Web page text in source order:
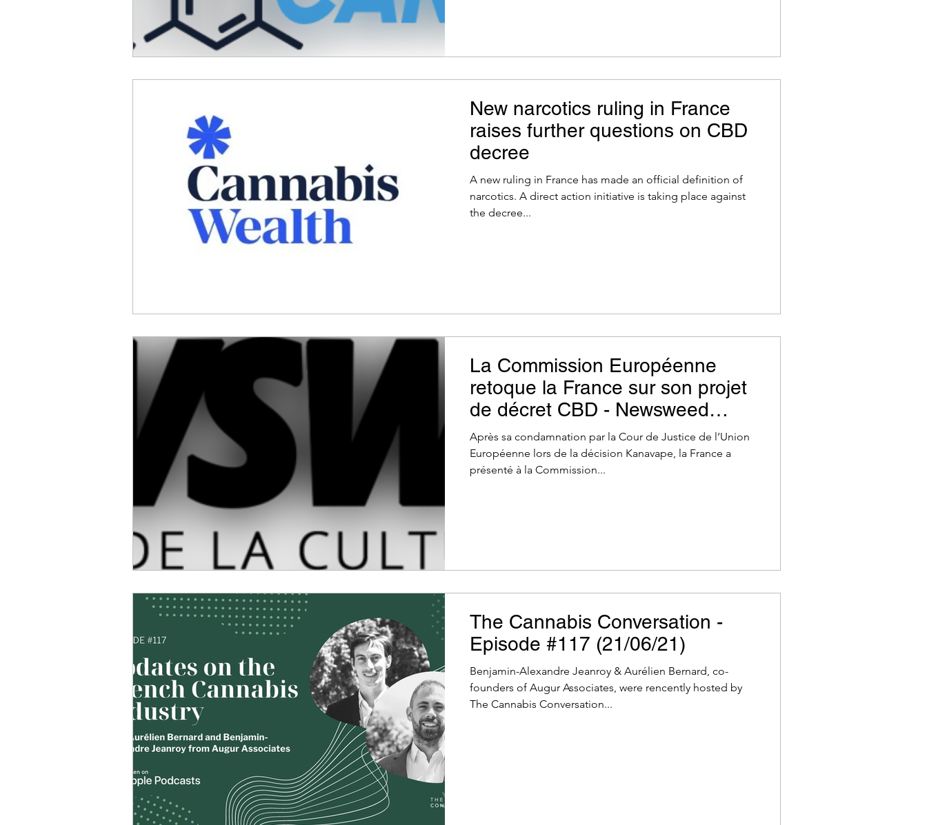
New narcotics ruling in France
raises further questions on CBD
decree
A new ruling in France has made an official definition of
narcotics. A direct action initiative is taking place against
the decree...
La Commission Européenne
retoque la France sur son projet
de décret CBD - Newsweed
(16/11/21)
Après sa condamnation par la Cour de Justice de l’Union
Européenne lors de la décision Kanavape, la France a
présenté à la Commission...
The Cannabis Conversation -
Episode #117 (21/06/21)
Benjamin-Alexandre Jeanroy & Aurélien Bernard, co-
founders of Augur Associates, were rencently hosted by
The Cannabis Conversation...